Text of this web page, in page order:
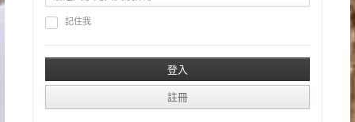
記住我